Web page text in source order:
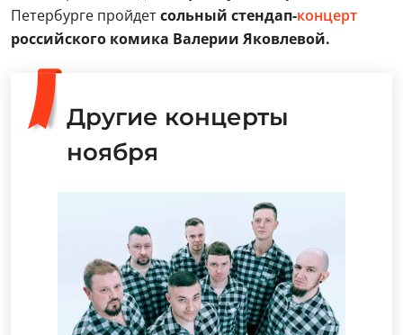
Петербурге пройдетсольный стендап-концерт
российского комика Валерии Яковлевой.
Другие концерты
ноября